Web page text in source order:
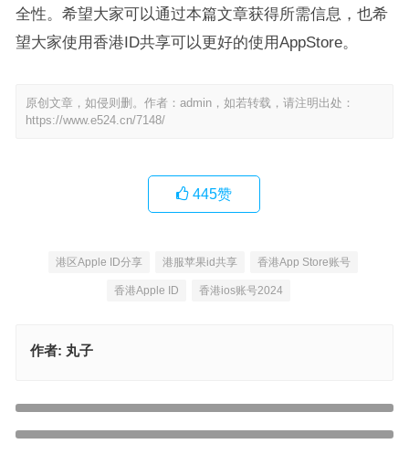
全性。希望大家可以通过本篇文章获得所需信息，也希
望大家使用香港ID共享可以更好的使用AppStore。
原创文章，如侵则删。作者：admin，如若转载，请注明出处：
https://www.e524.cn/7148/
445赞
港区Apple ID分享 港服苹果id共享 香港App Store账号
香港Apple ID 香港ios账号2024
作者: 丸子